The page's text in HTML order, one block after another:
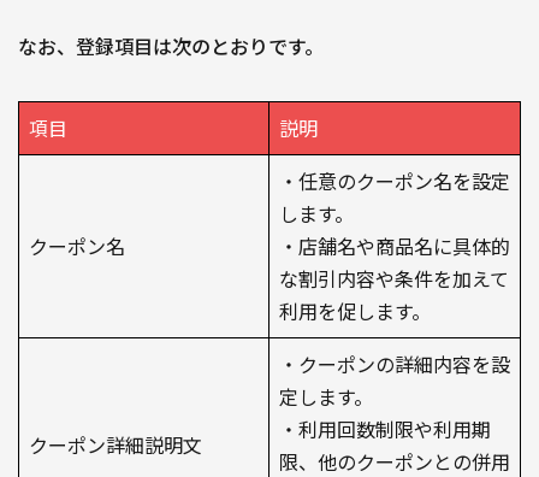
なお、登録項目は次のとおりです。
項目 説明
クーポン名
・任意のクーポン名を設定
します。
・店舗名や商品名に具体的
な割引内容や条件を加えて
利用を促します。
クーポン詳細説明文
・クーポンの詳細内容を設
定します。
・利用回数制限や利用期
限、他のクーポンとの併用